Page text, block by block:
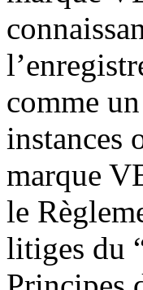
comme
instances
marque
le
litiges du